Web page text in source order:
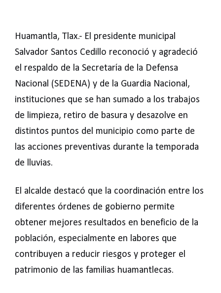
Huamantla, Tlax.- El presidente municipal
Salvador Santos Cedillo reconoció y agradeció
el respaldo de la Secretaría de la Defensa
Nacional (SEDENA) y de la Guardia Nacional,
instituciones que se han sumado a los trabajos
de limpieza, retiro de basura y desazolve en
distintos puntos del municipio como parte de
las acciones preventivas durante la temporada
de lluvias.
El alcalde destacó que la coordinación entre los
diferentes órdenes de gobierno permite
obtener mejores resultados en beneficio de la
población, especialmente en labores que
contribuyen a reducir riesgos y proteger el
patrimonio de las familias huamantlecas.